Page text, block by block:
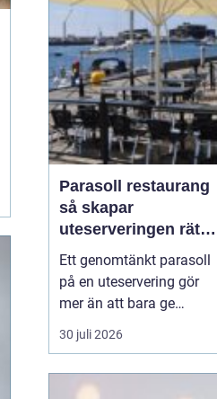
N&au...
Parasoll restaurang
så skapar
uteserveringen rätt
känsla året runt
Ett genomtänkt parasoll
på en uteservering gör
mer än att bara ge
skugga. Det påverkar hur
länge gästerna stannar,
och om de väljer att
30 juli 2026